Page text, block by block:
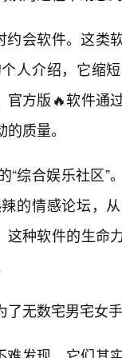
约会软件。这类
人介绍，它缩
方版🔥软件通
质量。
综合娱乐社区”
的情感论坛，
这种软件的生命
无数宅男宅女